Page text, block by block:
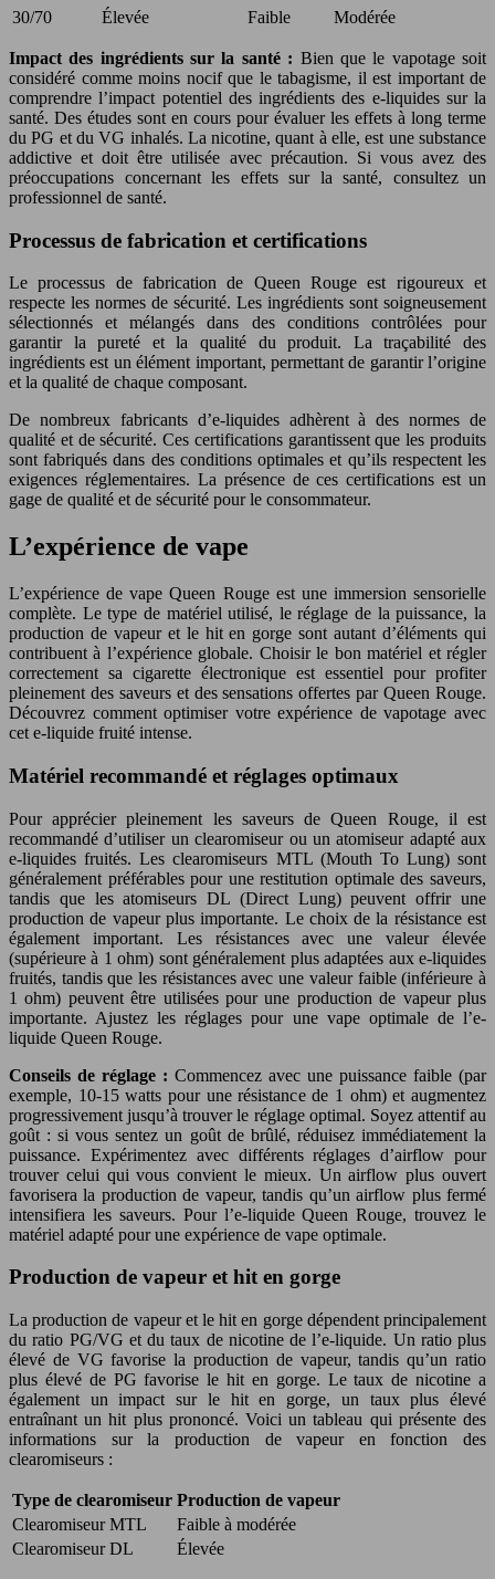
30/70
Élevée Faible Modérée
Impact des ingrédients sur la santé : Bien que le vapotage soit
considéré comme moins nocif que le tabagisme, il est important de
comprendre l’impact potentiel des ingrédients des e-liquides sur la
santé. Des études sont en cours pour évaluer les effets à long terme
du PG et du VG inhalés. La nicotine, quant à elle, est une substance
addictive et doit être utilisée avec précaution. Si vous avez des
préoccupations concernant les effets sur la santé, consultez un
professionnel de santé.
Processus de fabrication et certifications
Le processus de fabrication de Queen Rouge est rigoureux et
respecte les normes de sécurité. Les ingrédients sont soigneusement
sélectionnés et mélangés dans des conditions contrôlées pour
garantir la pureté et la qualité du produit. La traçabilité des
ingrédients est un élément important, permettant de garantir l’origine
et la qualité de chaque composant.
De nombreux fabricants d’e-liquides adhèrent à des normes de
qualité et de sécurité. Ces certifications garantissent que les produits
sont fabriqués dans des conditions optimales et qu’ils respectent les
exigences réglementaires. La présence de ces certifications est un
gage de qualité et de sécurité pour le consommateur.
L’expérience de vape
L’expérience de vape Queen Rouge est une immersion sensorielle
complète. Le type de matériel utilisé, le réglage de la puissance, la
production de vapeur et le hit en gorge sont autant d’éléments qui
contribuent à l’expérience globale. Choisir le bon matériel et régler
correctement sa cigarette électronique est essentiel pour profiter
pleinement des saveurs et des sensations offertes par Queen Rouge.
Découvrez comment optimiser votre expérience de vapotage avec
cet e-liquide fruité intense.
Matériel recommandé et réglages optimaux
Pour apprécier pleinement les saveurs de Queen Rouge, il est
recommandé d’utiliser un clearomiseur ou un atomiseur adapté aux
e-liquides fruités. Les clearomiseurs MTL (Mouth To Lung) sont
généralement préférables pour une restitution optimale des saveurs,
tandis que les atomiseurs DL (Direct Lung) peuvent offrir une
production de vapeur plus importante. Le choix de la résistance est
également important. Les résistances avec une valeur élevée
(supérieure à 1 ohm) sont généralement plus adaptées aux e-liquides
fruités, tandis que les résistances avec une valeur faible (inférieure à
1 ohm) peuvent être utilisées pour une production de vapeur plus
importante. Ajustez les réglages pour une vape optimale de l’e-
liquide Queen Rouge.
Conseils de réglage : Commencez avec une puissance faible (par
exemple, 10-15 watts pour une résistance de 1 ohm) et augmentez
progressivement jusqu’à trouver le réglage optimal. Soyez attentif au
goût : si vous sentez un goût de brûlé, réduisez immédiatement la
puissance. Expérimentez avec différents réglages d’airflow pour
trouver celui qui vous convient le mieux. Un airflow plus ouvert
favorisera la production de vapeur, tandis qu’un airflow plus fermé
intensifiera les saveurs. Pour l’e-liquide Queen Rouge, trouvez le
matériel adapté pour une expérience de vape optimale.
Production de vapeur et hit en gorge
La production de vapeur et le hit en gorge dépendent principalement
du ratio PG/VG et du taux de nicotine de l’e-liquide. Un ratio plus
élevé de VG favorise la production de vapeur, tandis qu’un ratio
plus élevé de PG favorise le hit en gorge. Le taux de nicotine a
également un impact sur le hit en gorge, un taux plus élevé
entraînant un hit plus prononcé. Voici un tableau qui présente des
informations sur la production de vapeur en fonction des
clearomiseurs :
Type de clearomiseur Production de vapeur
Clearomiseur MTL
Faible à modérée
Clearomiseur DL
Élevée